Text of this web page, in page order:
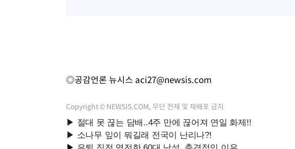
◎공감언론 뉴시스 aci27@newsis.com
Copyright © NEWSIS.COM, 무단 전재 및 재배포 금지